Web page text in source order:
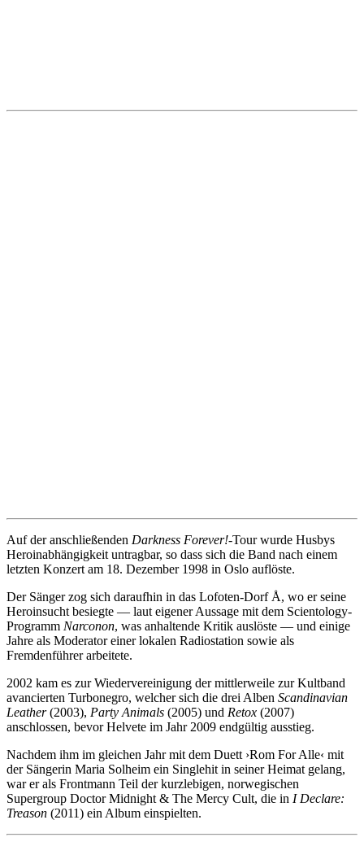
Auf der anschließenden Darkness Forever!-Tour wurde Husbys
Heroinabhängigkeit untragbar, so dass sich die Band nach einem
letzten Konzert am 18. Dezember 1998 in Oslo auflöste.
Der Sänger zog sich daraufhin in das Lofoten-Dorf Å, wo er seine
Heroinsucht besiegte — laut eigener Aussage mit dem Scientology-
Programm Narconon, was anhaltende Kritik auslöste — und einige
Jahre als Moderator einer lokalen Radiostation sowie als
Fremdenführer arbeitete.
2002 kam es zur Wiedervereinigung der mittlerweile zur Kultband
avancierten Turbonegro, welcher sich die drei Alben Scandinavian
Leather(2003), Party Animals (2005) und Retox (2007)
anschlossen, bevor Helvete im Jahr 2009 endgültig ausstieg.
Nachdem ihm im gleichen Jahr mit dem Duett ›Rom For Alle‹ mit
der Sängerin Maria Solheim ein Singlehit in seiner Heimat gelang,
war er als Frontmann Teil der kurzlebigen, norwegischen
Supergroup Doctor Midnight & The Mercy Cult, die in I Declare:
Treason (2011) ein Album einspielten.